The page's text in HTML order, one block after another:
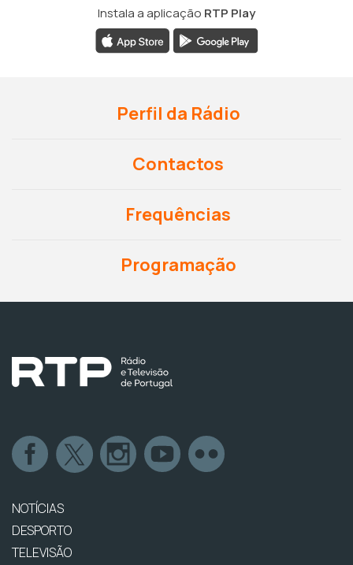
Instala a aplicação RTP Play
Perfil da Rádio
Contactos
Frequências
Programação
NOTÍCIAS
DESPORTO
TELEVISÃO